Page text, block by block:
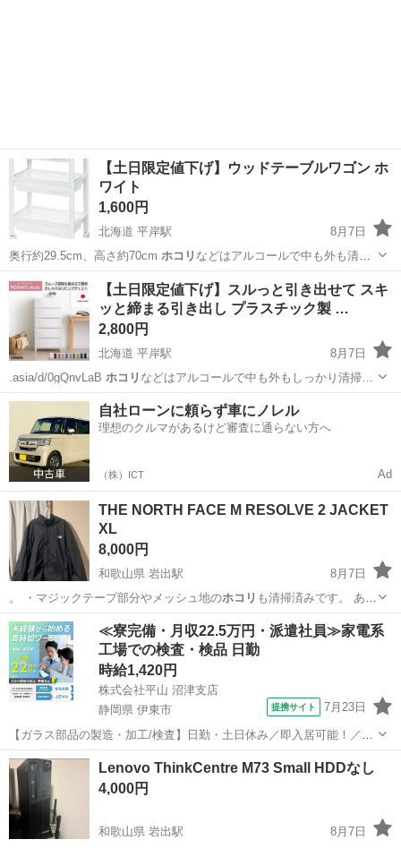
【土日限定値下げ】ウッドテーブルワゴン ホ
ワイト
1,600円
北海道 平岸駅
8月7日
奥行約29.5cm、高さ約70cm ホコリ などはアルコールで中も外も清掃
しており…
北海道 札幌市 平岸駅 収納家具
【土日限定値下げ】スルっと引き出せて スキ
ッと締まる引き出し プラスチック製 …
2,800円
北海道 平岸駅
8月7日
.asia/d/0gQnvLaB ホコリ などはアルコールで中も外もしっかり清掃…
北海道 札幌市 平岸駅 収納家具
自社ローンに頼らず車にノレル
理想のクルマがあるけど審査に通らない方へ
（株）ICT Ad
THE NORTH FACE M RESOLVE 2 JACKET
XL
8,000円
和歌山県 岩出駅
8月7日
。 ・マジックテープ部分やメッシュ地のホコリ も清掃済みです。 あく
まで中古品・自…
和歌山 岩出市 岩出駅 ジャケット
≪寮完備・月収22.5万円・派遣社員≫家電系
工場での検査・検品 日勤
時給1,420円
株式会社平山 沼津支店
静岡県 伊東市
提携サイト 7月23日
【ガラス部品の製造・加工/検査】日勤・土日休み／即入居可能！／伊
豆でのんびりライフ♪ ガラス部品の製造・加工/検査 【株式会社平山で
の正社員採用（無期雇用派遣）となります】 「2人で同じ職場で働き
たい」 「仕事も休みも一...
静岡 伊東市
Lenovo ThinkCentre M73 Small HDDなし
4,000円
和歌山県 岩出駅
8月7日